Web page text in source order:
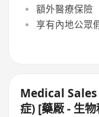
額外醫療保險
享有內地公眾
Medical
症) [藥厰 - 生